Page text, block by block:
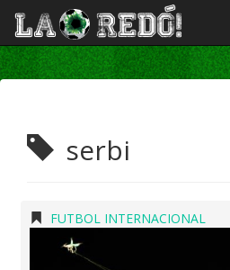
serbi
FUTBOL INTERNACIONAL